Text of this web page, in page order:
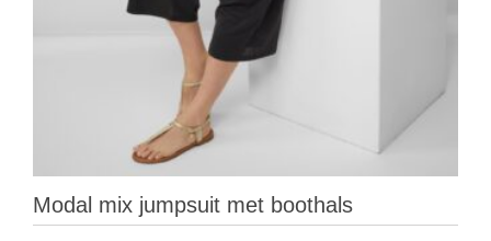
Modal mix jumpsuit met boothals